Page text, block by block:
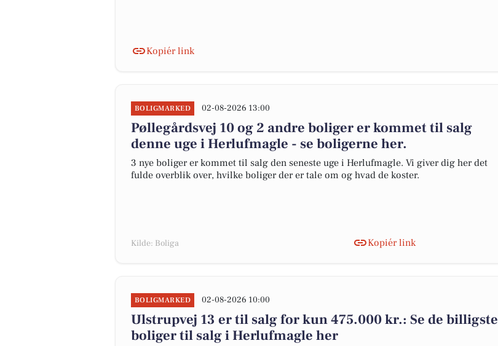
Kopiér link
BOLIGMARKED 02-08-2026 13:00
Pøllegårdsvej 10 og 2 andre boliger er kommet til salg
denne uge i Herlufmagle - se boligerne her.
3 nye boliger er kommet til salg den seneste uge i Herlufmagle. Vi giver dig her det
fulde overblik over, hvilke boliger der er tale om og hvad de koster.
Kilde: Boliga Kopiér link
BOLIGMARKED 02-08-2026 10:00
Ulstrupvej 13 er til salg for kun 475.000 kr.: Se de billigste
boliger til salg i Herlufmagle her